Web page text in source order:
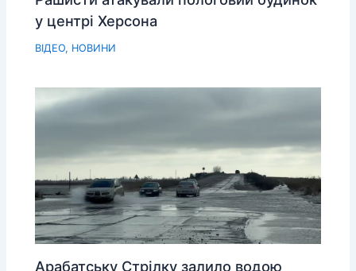
у центрі Херсона
ВІДЕО, НОВИНИ
Арабатську Стрілку залило водою